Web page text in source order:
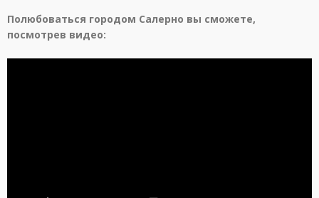
Полюбоваться городом Салерно вы сможете,
посмотрев видео: